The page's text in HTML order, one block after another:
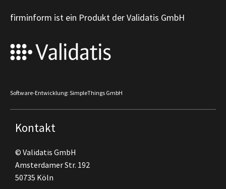
firminform ist ein Produkt der Validatis GmbH
Software-Entwicklung: SimpleThings GmbH
Kontakt
© Validatis GmbH
Amsterdamer Str. 192
50735 Köln